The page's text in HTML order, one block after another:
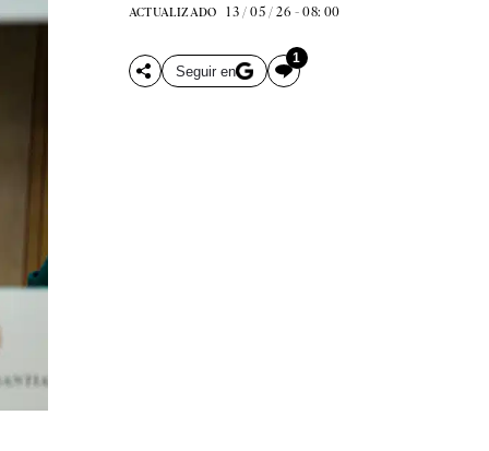
ACTUALIZADO 13 / 05 / 26 - 08: 00
Seguir en
1